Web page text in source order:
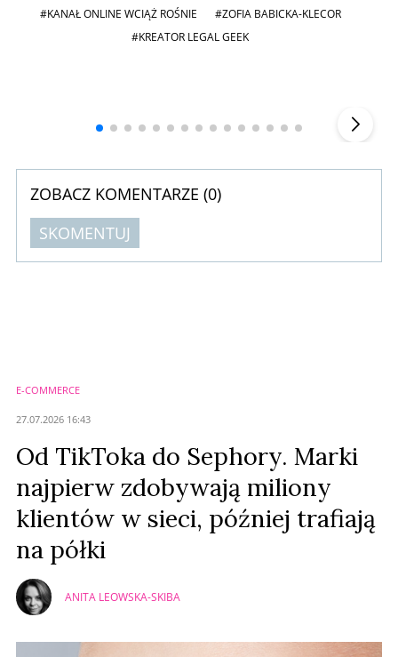
#KANAŁ ONLINE WCIĄŻ ROŚNIE
#ZOFIA BABICKA-KLECOR
#KREATOR LEGAL GEEK
ZOBACZ KOMENTARZE (0)
SKOMENTUJ
E-COMMERCE
27.07.2026 16:43
Od TikToka do Sephory. Marki
najpierw zdobywają miliony
klientów w sieci, później trafiają
na półki
ANITA LEOWSKA-SKIBA